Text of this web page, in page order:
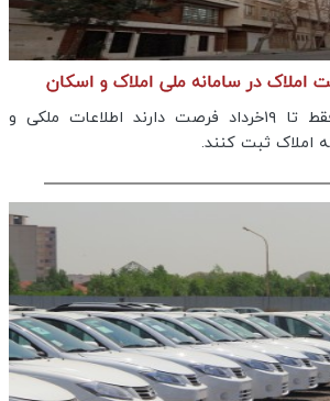
مالکان و مستأجران فقط تا ۱۹خرداد فرصت دارند اطلاعات ملکی و
املاک ثبت کنند.